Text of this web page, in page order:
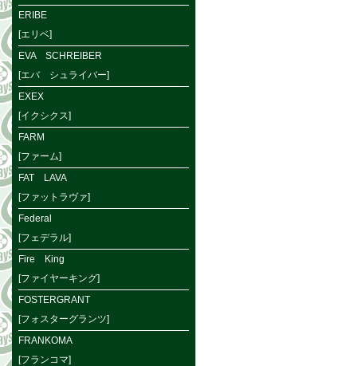
ERIBE
[エリベ]
EVA SCHREIBER
[エバ シュライバー]
EXEX
[イクシクス]
FARM
[ファーム]
FAT LAVA
[ファットラヴァ]
Federal
[フェデラル]
Fire King
[ファイヤーキング]
FOSTERGRANT
[フォスターグランツ]
FRANKOMA
[フランコマ]